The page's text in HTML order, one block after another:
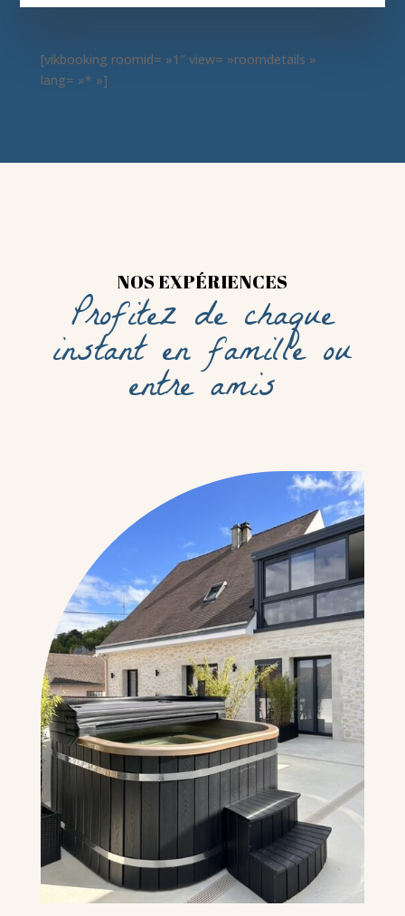
[vikbooking roomid= »1″ view= »roomdetails »
lang= »* »]
NOS EXPÉRIENCES
Profitez de chaque
instant en famille ou
entre amis